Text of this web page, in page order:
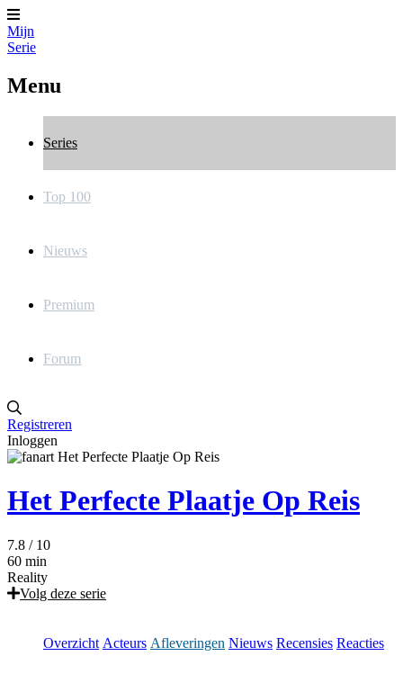
Mijn
Serie
Menu
Series
Top 100
Nieuws
Premium
Forum
Registreren
Inloggen
Het Perfecte Plaatje Op Reis
7.8 / 10
60 min
Reality
Volg deze serie
Overzicht Acteurs Afleveringen Nieuws Recensies Reacties